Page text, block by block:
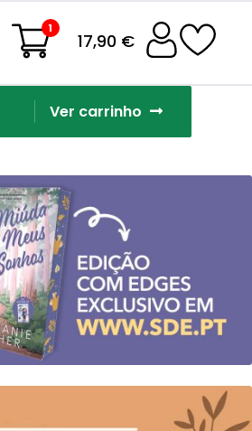
1
17,90 €
Ver carrinho